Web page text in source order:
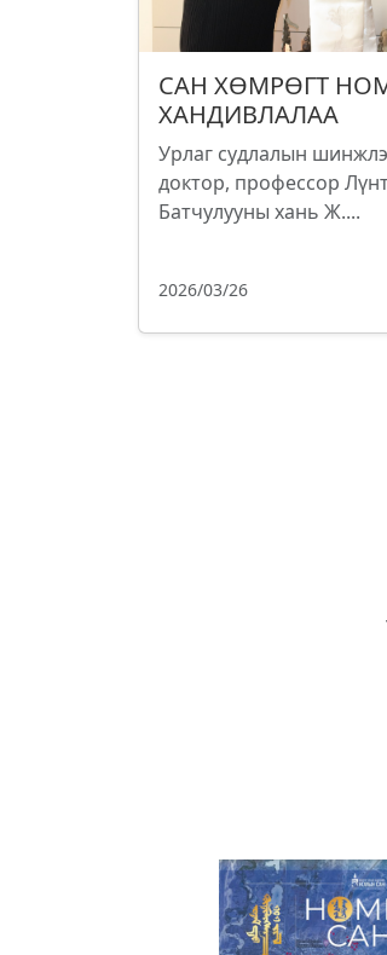
САН ХӨМРӨГТ
ХАНДИВЛАЛАА
Урлаг судлалын
доктор, профессор
Батчулууны хань Ж....
2026/03/26